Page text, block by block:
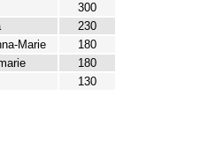
300
230
Marie
180
180
130